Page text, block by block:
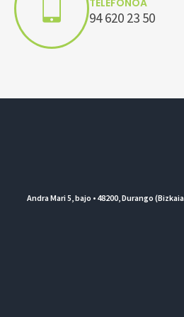
TELEFONOA
94 620 23 50
Andra Mari 5, bajo • 48200, Durango